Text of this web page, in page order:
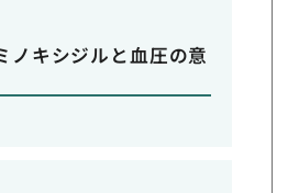
ノキシジルと血圧の意